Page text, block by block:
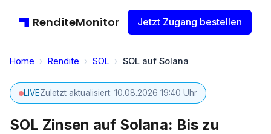
RenditeMonitor Jetzt Zugang bestellen
Home › Rendite › SOL › SOL auf Solana
LIVEZuletzt aktualisiert: 10.08.2026 19:40 Uhr
SOL Zinsen auf Solana: Bis zu